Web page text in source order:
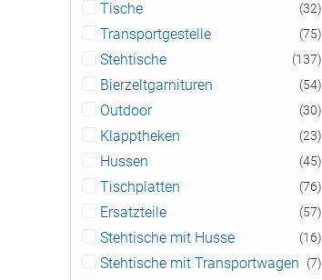
Tische (32)
Transportgestelle (75)
Stehtische (137)
Bierzeltgarnituren (54)
Outdoor (30)
Klapptheken (23)
Hussen (45)
Tischplatten (76)
Ersatzteile (57)
Stehtische mit Husse (16)
Stehtische mit Transportwagen (7)